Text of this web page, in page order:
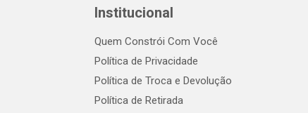
Institucional
Quem Constrói Com Você
Política de Privacidade
Política de Troca e Devolução
Política de Retirada